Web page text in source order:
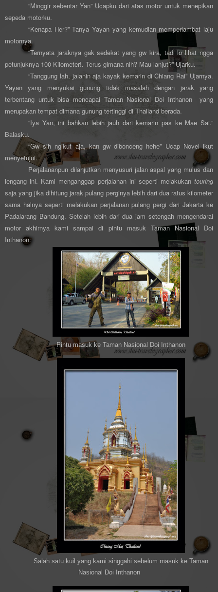
“Minggir sebentar Yan” Ucapku dari atas motor untuk menepikan
sepeda motorku.
“Kenapa Her?” Tanya Yayan yang kemudian memperlambat laju
motornya.
“Ternyata jaraknya gak sedekat yang gw kira, tadi lo lihat ngga
petunjuknya 100 Kilometer!. Terus gimana nih? Mau lanjut?” Ujarku.
“Tanggung lah, jalanin aja kayak kemarin di Chiang Rai” Ujarnya.
Yayan yang menyukai gunung tidak masalah dengan jarak yang
terbentang untuk bisa mencapai Taman Nasional Doi Inthanon yang
merupakan tempat dimana gunung tertinggi di Thailand berada.
“Iya Yan, ini bahkan lebih jauh dari kemarin pas ke Mae Sai.”
Balasku.
“Gw sih ngikut aja, kan gw dibonceng hehe” Ucap Novel ikut
menyetujui.
Perjalananpun dilanjutkan menyusuri jalan aspal yang mulus dan
lengang ini. Kami menganggap perjalanan ini seperti melakukan touring
saja yang jika dihitung jarak pulang perginya lebih dari dua ratus kilometer
sama halnya seperti melakukan perjalanan pulang pergi dari Jakarta ke
Padalarang Bandung. Setelah lebih dari dua jam setengah mengendarai
motor akhirnya kami sampai di pintu masuk Taman Nasional Doi
Inthanon.
Pintu masuk ke Taman Nasional Doi Inthanon
Salah satu kuil yang kami singgahi sebelum masuk ke Taman
Nasional Doi Inthanon